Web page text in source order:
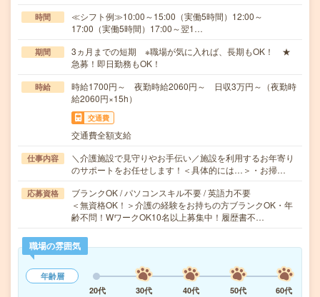
時間
≪シフト例≫10:00～15:00（実働5時間）12:00～
17:00（実働5時間）17:00～翌1…
期間
3ヵ月までの短期 ※職場が気に入れば、長期もOK！ ★
急募！即日勤務もOK！
時給
時給1700円～ 夜勤時給2060円～ 日収3万円～（夜勤時
給2060円×15h）
交通費
交通費全額支給
仕事内容
＼介護施設で見守りやお手伝い／施設を利用するお年寄り
のサポートをお任せします！＜具体的には…＞・お掃…
応募資格
ブランクOK / パソコンスキル不要 / 英語力不要
＜無資格OK！＞介護の経験をお持ちの方ブランクOK・年
齢不問！WワークOK10名以上募集中！履歴書不…
職場の雰囲気
年齢層
20代
30代 40代 50代
60代